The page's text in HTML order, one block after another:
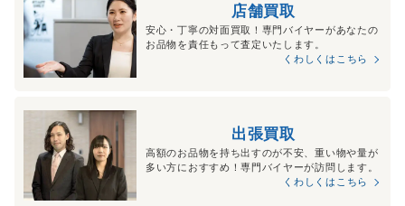
店舗買取
安心・丁寧の対面買取！専門バイヤーがあなたの
お品物を責任もって査定いたします。
くわしくはこちら
出張買取
高額のお品物を持ち出すのが不安、重い物や量が
多い方におすすめ！専門バイヤーが訪問します。
くわしくはこちら